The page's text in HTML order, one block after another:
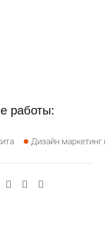
работы:
Дизайн маркетинг